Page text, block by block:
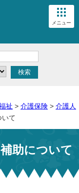
メニュー
祉 > 介護保険 > 介護人
いて
助について